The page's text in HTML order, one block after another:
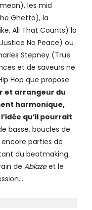
les mid
Ghetto), la
All That Counts) la
No Peace) ou
Stepney (True
et de saveurs ne
Hop que propose
et arrangeur du
harmonique,
qu’il pourrait
basse, boucles de
parties de
du beatmaking
de Ablazeet le